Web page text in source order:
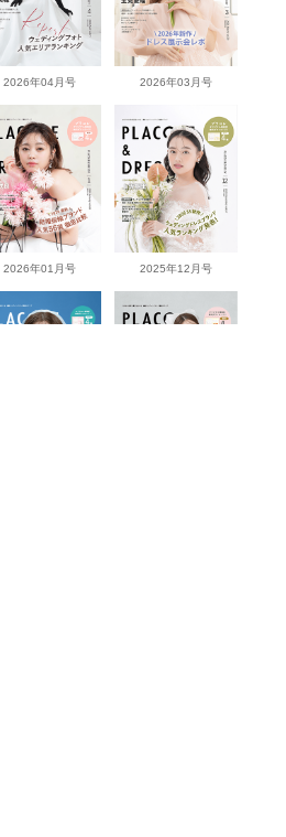
2026年04月号 2026年03月号
2026年01月号 2025年12月号